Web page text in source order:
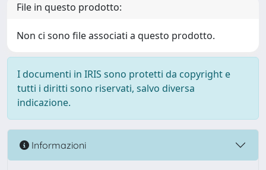
File in questo prodotto:
Non ci sono file associati a questo prodotto.
I documenti in IRIS sono protetti da copyright e
tutti i diritti sono riservati, salvo diversa
indicazione.
Informazioni